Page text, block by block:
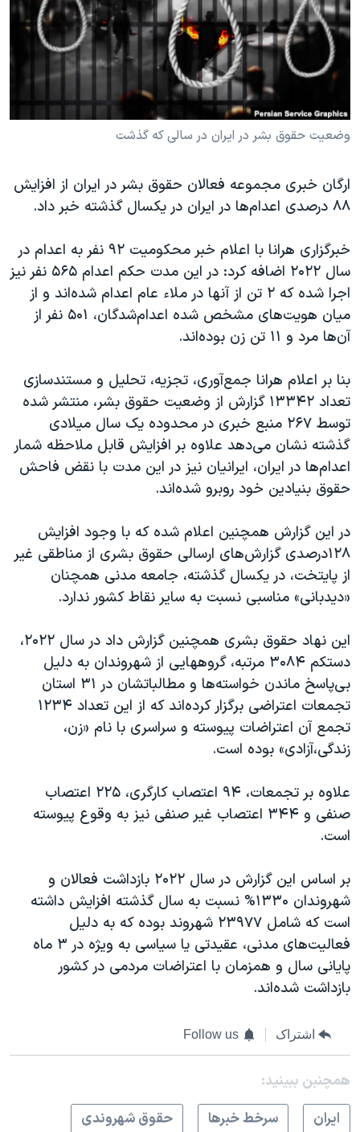
فرهنگ و زندگی
حقوق شهروندی
اقتصادی
علم و فناوری
اسرائیل در جنگ
آرشیو پخش زنده
مستندها
انتخابات ریاست جمهوری آمریکا ۲۰۲۴
حمله جمهوری اسلامی به اسرائیل
ورزش زنان در ایران
مجموعه مستندهای دادخواهی
تریبونال مردمی آبان ۹۸
دادگاه حمید نوری
چهل سال گروگان‌گیری
قانون شفافیت دارائی کادر رهبری ایران
اعتراضات مردمی آبان ۹۸
نرگس محمدی برنده جایزه نوبل صلح
همایش محافظه‌کاران آمریکا «سی‌پک»
صفحه‌های ویژه
سفر پرزیدنت ترامپ به چین
دنبال کنید
زبانهای مختلف
وضعیت حقوق بشر در ایران در سالی که گذشت
ارگان خبری مجموعه فعالان حقوق بشر در ایران از افزایش
۸۸‌ درصدی اعدام‌ها در ایران در یکسال گذشته خبر داد.
خبرگزاری هرانا با اعلام خبر محکومیت ۹۲ نفر به اعدام در
سال ۲۰۲۲ اضافه کرد: در این مدت حکم اعدام ۵۶۵ نفر نیز
اجرا شده که ۲ تن از آنها در ملاء عام اعدام شده‌اند و از
میان هویت‌های مشخص شده اعدام‌شدگان، ۵۰۱ نفر از
آن‌ها مرد و ۱۱ تن زن بوده‌اند.
بنا بر اعلام هرانا جمع‌آوری، تجزیه، تحلیل و مستند‌سازی
تعداد ۱۳۳۴۲ گزارش از وضعیت حقوق بشر، منتشر شده
توسط ۲۶۷ منبع خبری در محدوده یک سال میلادی
گذشته نشان می‌دهد علاوه بر افزایش قابل ملاحظه شمار
اعدام‌ها در ایران،‌ ایرانیان نیز در این مدت با نقض فاحش
حقوق بنیادین خود روبرو شده‌اند.
در این گزارش همچنین اعلام شده که با وجود افزایش
۱۲۸درصدی گزارش‌های ارسالی حقوق بشری از مناطقی غیر
از پایتخت، در یکسال گذشته، جامعه مدنی همچنان
«دیدبانی» مناسبی نسبت به سایر نقاط کشور ندارد.
این نهاد حقوق بشری همچنین گزارش داد در سال ۲۰۲۲،
دستکم ۳۰۸۴ مرتبه، گروههایی از شهروندان به دلیل
بی‌پاسخ ماندن خواسته‌ها و مطالباتشان در ۳۱ استان
تجمعات اعتراضی برگزار کرده‌اند که از این تعداد ۱۲۳۴
تجمع آن اعتراضات پیوسته و سراسری با نام «زن،
زندگی،آزادی» بوده است.
علاوه بر تجمعات، ۹۴ اعتصاب کارگری، ۲۲۵ اعتصاب
صنفی و ۳۴۴ اعتصاب غیر صنفی نیز به وقوع پیوسته
است.
بر اساس این گزارش در سال ۲۰۲۲ بازداشت فعالان و
شهروندان ۱۳۳۰% نسبت به سال گذشته افزایش داشته
است که شامل ۲۳۹۷۷ شهروند بوده که به دلیل
فعالیت‌های مدنی، عقیدتی یا سیاسی به ویژه در ۳ ماه
پایانی سال و همزمان با اعتراضات مردمی در کشور
بازداشت شده‌اند.
اشتراک Follow us
همچنبن ببینید:
ايران
سرخط خبرها
حقوق شهروندی